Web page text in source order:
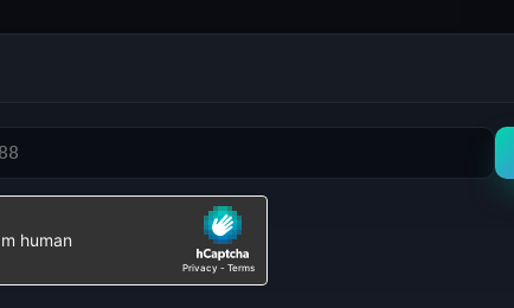
、有效期）